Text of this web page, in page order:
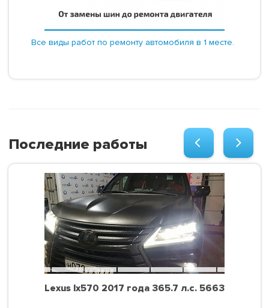
Все виды работ по ремонту автомобиля в 1 месте.
Последние работы
Lexus lx570 2017 года 365.7 л.с. 5663